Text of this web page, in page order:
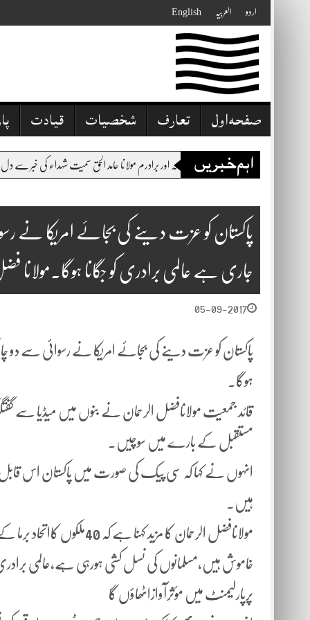
to
content
اردو العربیہ English
صفحہ اول تعارف شخصیات قیادت
اہم خبریں
حقانیہ پر حملہ اور برادرم مولانا حامد الحق سمیت شہداء کی خبر سے دل رنجیدہ ہے،یہ
پاکستان کو عزت دینے کی بجائے امریکا نے
جاری ہے عالمی برادری کو جگانا ہوگا۔مولانا
05-09-2017
پاکستان کو عزت دینے کی بجائے امریکا نے رسوائی سے دو
ہوگا.
قائد جمعیت مولانافضل الرحمان نے بنوں میں میڈیا
مستقبل کے بارے میں سوچیں۔
انہوں نے کہا کہ سی پیک کی صورت میں پاکستان اس قابل
ہیں۔
مولانافضل الرحمان کا
خاموش ہیں،مسلمانوں کی نسل کشی ہورہی ہے،عالمی
پرپارلیمنٹ میں مؤثرآوازاٹھاؤں گا